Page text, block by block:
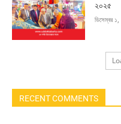
২০২৫
ডিসেম্বর
RECENT COMMENTS